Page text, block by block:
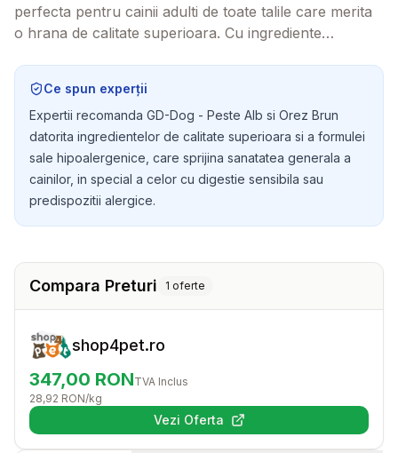
perfecta pentru cainii adulti de toate talile care merita
o hrana de calitate superioara. Cu ingrediente
Omega-6, aceasta hrana nu doar ca sustine sanatatea
pielii si a blanii, dar si digestia cainelui tau.
Ce spun experții
Expertii recomanda GD-Dog - Peste Alb si Orez Brun
datorita ingredientelor de calitate superioara si a formulei
sale hipoalergenice, care sprijina sanatatea generala a
cainilor, in special a celor cu digestie sensibila sau
predispozitii alergice.
Compara Preturi 1 oferte
shop4pet.ro
347,00 RONTVA Inclus
28,92 RON/kg
Vezi Oferta(se deschide într-o filă nouă)